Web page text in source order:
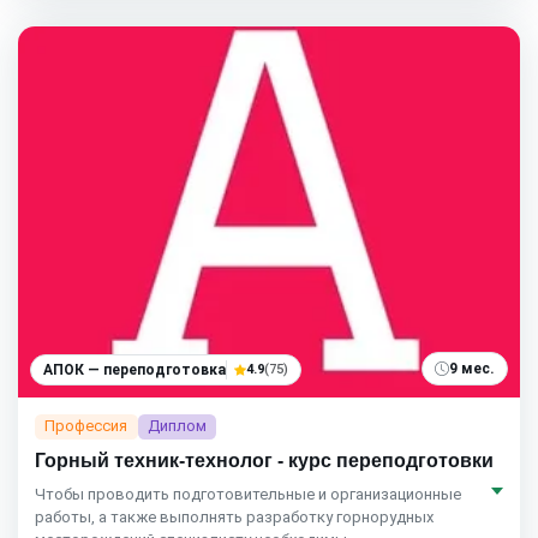
АПОК — переподготовка 4.9(75) 9 мес.
Профессия Диплом
Горный техник-технолог - курс переподготовки
Чтобы проводить подготовительные и организационные
работы, а также выполнять разработку горнорудных